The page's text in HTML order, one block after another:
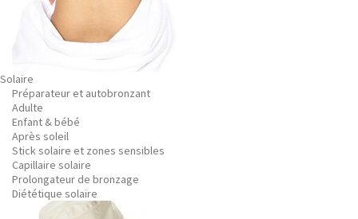
Solaire
Préparateur et autobronzant
Adulte
Enfant & bébé
Après soleil
Stick solaire et zones sensibles
Capillaire solaire
Prolongateur de bronzage
Diététique solaire